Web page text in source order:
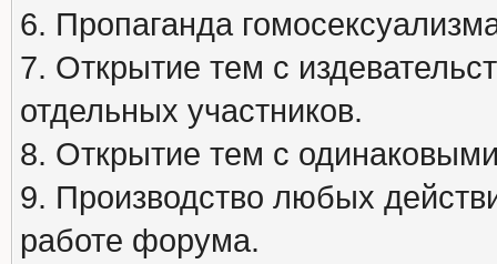
6. Пропаганда
7. Открытие тем с
отдельных участников.
8. Открытие тем с
9. Производство любых
работе форума.